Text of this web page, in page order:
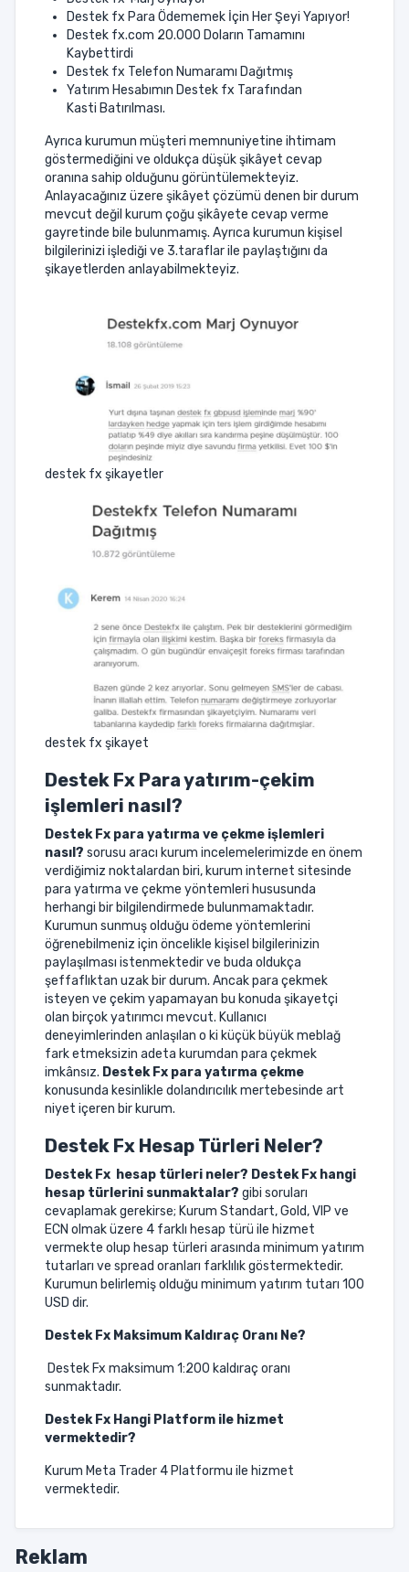
Destek fx Para Ödememek İçin Her Şeyi Yapıyor!
Destek fx.com 20.000 Doların Tamamını
Kaybettirdi
Destek fx Telefon Numaramı Dağıtmış
Yatırım Hesabımın Destek fx Tarafından
Kasti Batırılması.
Ayrıca kurumun müşteri memnuniyetine ihtimam
göstermediğini ve oldukça düşük şikâyet cevap
oranına sahip olduğunu görüntülemekteyiz.
Anlayacağınız üzere şikâyet çözümü denen bir durum
mevcut değil kurum çoğu şikâyete cevap verme
gayretinde bile bulunmamış. Ayrıca kurumun kişisel
bilgilerinizi işlediği ve 3.taraflar ile paylaştığını da
şikayetlerden anlayabilmekteyiz.
destek fx şikayetler
destek fx şikayet
Destek Fx Para yatırım-çekim
işlemleri nasıl?
Destek Fx para yatırma ve çekme işlemleri
nasıl? sorusu aracı kurum incelemelerimizde en önem
verdiğimiz noktalardan biri, kurum internet sitesinde
para yatırma ve çekme yöntemleri hususunda
herhangi bir bilgilendirmede bulunmamaktadır.
Kurumun sunmuş olduğu ödeme yöntemlerini
öğrenebilmeniz için öncelikle kişisel bilgilerinizin
paylaşılması istenmektedir ve buda oldukça
şeffaflıktan uzak bir durum. Ancak para çekmek
isteyen ve çekim yapamayan bu konuda şikayetçi
olan birçok yatırımcı mevcut. Kullanıcı
deneyimlerinden anlaşılan o ki küçük büyük meblağ
fark etmeksizin adeta kurumdan para çekmek
imkânsız. Destek Fx para yatırma çekme
konusunda kesinlikle dolandırıcılık mertebesinde art
niyet içeren bir kurum.
Destek Fx Hesap Türleri Neler?
Destek Fx hesap türleri neler? Destek Fx hangi
hesap türlerini sunmaktalar? gibi soruları
cevaplamak gerekirse; Kurum Standart, Gold, VIP ve
ECN olmak üzere 4 farklı hesap türü ile hizmet
vermekte olup hesap türleri arasında minimum yatırım
tutarları ve spread oranları farklılık göstermektedir.
Kurumun belirlemiş olduğu minimum yatırım tutarı 100
USD dir.
Destek Fx Maksimum Kaldıraç Oranı Ne?
Destek Fx maksimum 1:200 kaldıraç oranı
sunmaktadır.
Destek Fx Hangi Platform ile hizmet
vermektedir?
Kurum Meta Trader 4 Platformu ile hizmet
vermektedir.
Reklam